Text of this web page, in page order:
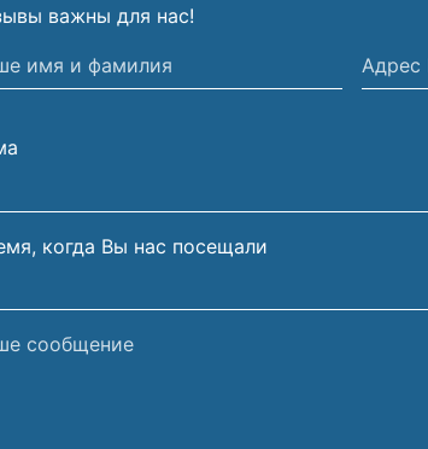
важны для нас!
Адрес
Вашей
когда Вы нас посещали